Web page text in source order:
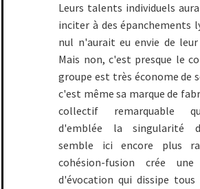
Leurs talents individuels
inciter à des épanchements
nul n'aurait eu envie de leur
Mais non, c'est presque le
groupe est très économe de
c'est même sa marque de
collectif remarquable
d'emblée la singularité
semble ici encore plus
cohésion-fusion crée une
d'évocation qui dissipe tous